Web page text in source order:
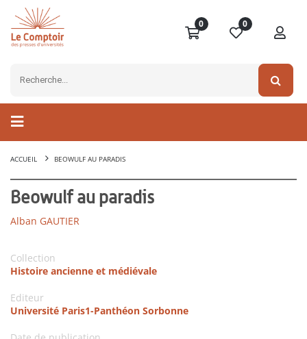
0 0
ACCUEIL BEOWULF AU PARADIS
Beowulf au paradis
Alban GAUTIER
Collection
Histoire ancienne et médiévale
Editeur
Université Paris1-Panthéon Sorbonne